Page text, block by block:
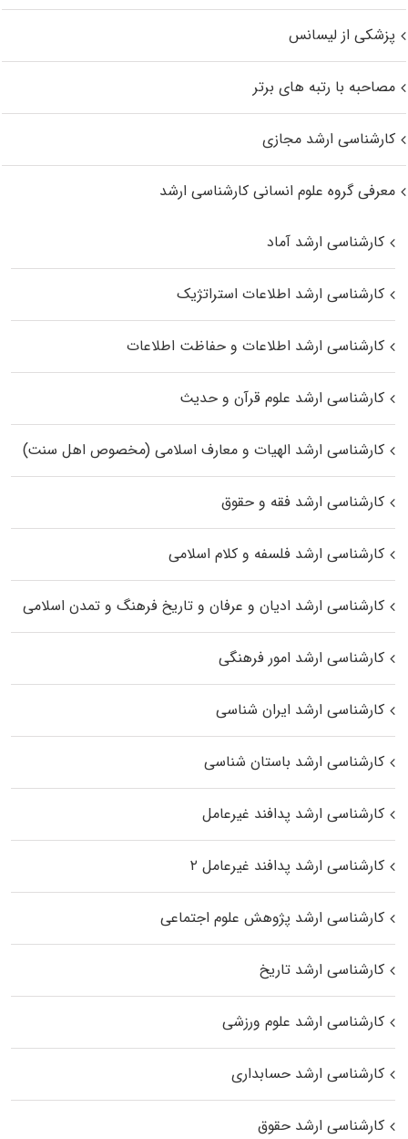
پزشکی از لیسانس
مصاحبه با رتبه های برتر
کارشناسی ارشد مجازی
معرفی گروه علوم انسانی کارشناسی ارشد
کارشناسی ارشد آماد
کارشناسی ارشد اطلاعات استراتژیک
کارشناسی ارشد اطلاعات و حفاظت اطلاعات
کارشناسی ارشد علوم قرآن و حدیث
کارشناسی ارشد الهیات و معارف اسلامی (مخصوص اهل سنت)
کارشناسی ارشد فقه و حقوق
کارشناسی ارشد فلسفه و کلام اسلامی
کارشناسی ارشد ادیان و عرفان و تاریخ فرهنگ و تمدن اسلامی
کارشناسی ارشد امور فرهنگی
کارشناسی ارشد ایران شناسی
کارشناسی ارشد باستان شناسی
کارشناسی ارشد پدافند غیرعامل
کارشناسی ارشد پدافند غیرعامل ۲
کارشناسی ارشد پژوهش علوم اجتماعی
کارشناسی ارشد تاریخ
کارشناسی ارشد علوم ورزشی
کارشناسی ارشد حسابداری
کارشناسی ارشد حقوق